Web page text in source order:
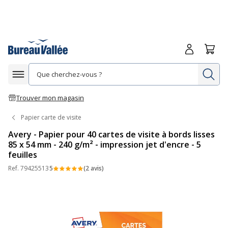
Afficher la navigation
Trouver mon magasin
Me
Papier carte de visite
Avery - Papier pour 40 cartes de visite à bords lisses
85 x 54 mm - 240 g/m² - impression jet d'encre - 5
feuilles
Ref. 794255135 (2 avis)